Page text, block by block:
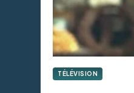
TÉLÉVISION